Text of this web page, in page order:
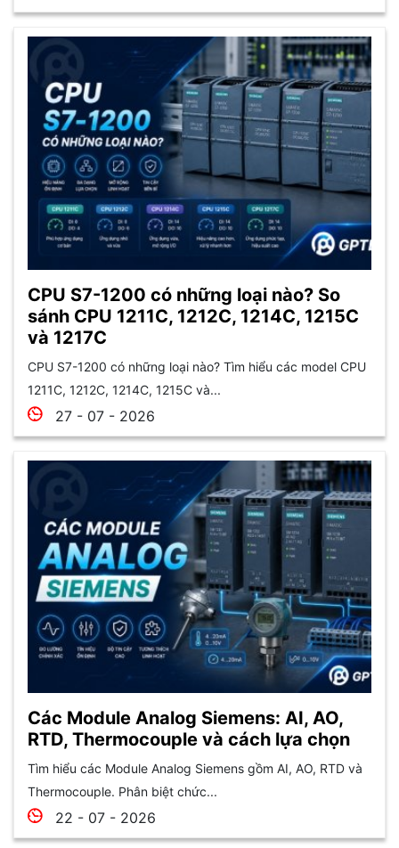
CPU S7-1200 có những loại nào? So
sánh CPU 1211C, 1212C, 1214C, 1215C
và 1217C
CPU S7-1200 có những loại nào? Tìm hiểu các model CPU
1211C, 1212C, 1214C, 1215C và...
27 - 07 - 2026
Các Module Analog Siemens: AI, AO,
RTD, Thermocouple và cách lựa chọn
Tìm hiểu các Module Analog Siemens gồm AI, AO, RTD và
Thermocouple. Phân biệt chức...
22 - 07 - 2026